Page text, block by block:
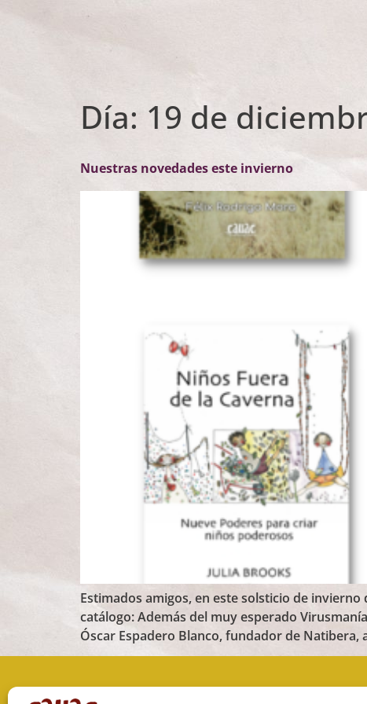
Día: 19 de
Nuestras novedades este invierno
Estimados amigos, en este solsticio de
catálogo: Además del muy esperado
Óscar Espadero Blanco, fundador de